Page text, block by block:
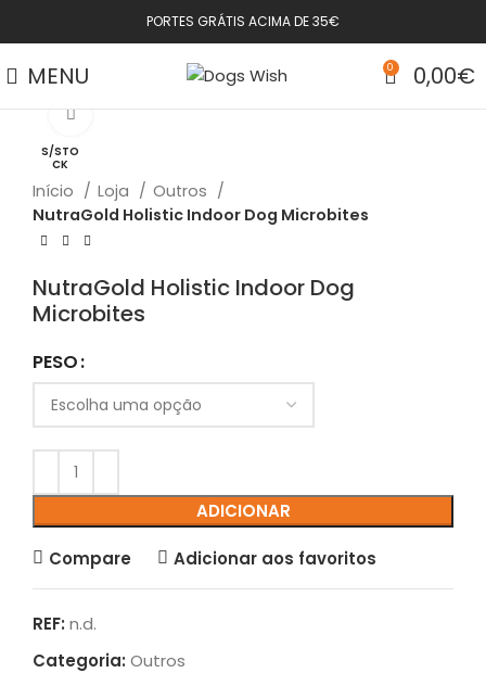
PORTES GRÁTIS ACIMA DE 35€
MENU 0 0,00€
S/STO
CK
Click to enlarge
Início Loja
Outros
NutraGold Holistic Indoor Dog Microbites
NutraGold Holistic Indoor Dog
Microbites
PESO
ADICIONAR
Compare Adicionar aos favoritos
REF: n.d.
Categoria: Outros